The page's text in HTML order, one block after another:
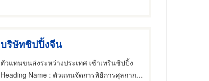
บริษัทชิปปิ้งจีน
ตัวแทนขนส่งระหว่างประเทศ เซ้าเทรินชิปปิ้ง
Heading Name : ตัวแทนจัดการพิธีการศุลกากร,นายหน้าดำเนินการพิธีการศุลกากร,ศุลกากร